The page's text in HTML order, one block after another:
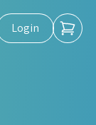
Login